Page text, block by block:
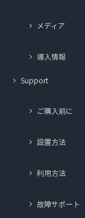
メディア
導入情報
Support
ご購入前に
設置方法
利用方法
故障サポート